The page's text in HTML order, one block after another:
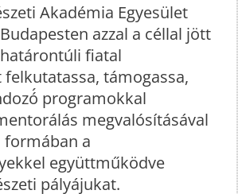
Akadémia Egyesület
azzal a céllal jött
fiatal
támogassa,
programokkal
megvalósításával
a
együttműködve
pályájukat.